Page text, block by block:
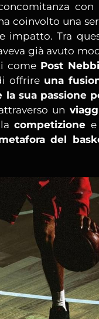
con
coinvolto una
impatto. Tra
già avuto
come Post
offrire una
la sua passione
un
lacompetizione
del